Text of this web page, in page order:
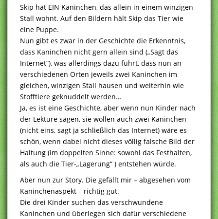
Skip hat EIN Kaninchen, das allein in einem winzigen
Stall wohnt. Auf den Bildern hält Skip das Tier wie
eine Puppe.
Nun gibt es zwar in der Geschichte die Erkenntnis,
dass Kaninchen nicht gern allein sind („Sagt das
Internet“), was allerdings dazu führt, dass nun an
verschiedenen Orten jeweils zwei Kaninchen im
gleichen, winzigen Stall hausen und weiterhin wie
Stofftiere geknuddelt werden…
Ja, es ist eine Geschichte, aber wenn nun Kinder nach
der Lektüre sagen, sie wollen auch zwei Kaninchen
(nicht eins, sagt ja schließlich das Internet) wäre es
schön, wenn dabei nicht dieses völlig falsche Bild der
Haltung (im doppelten Sinne: sowohl das Festhalten,
als auch die Tier-„Lagerung“ ) entstehen würde.
Aber nun zur Story. Die gefällt mir – abgesehen vom
Kaninchenaspekt – richtig gut.
Die drei Kinder suchen das verschwundene
Kaninchen und überlegen sich dafür verschiedene